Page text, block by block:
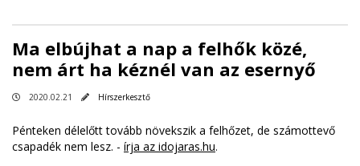
Ma elbújhat a nap a felhők közé,
nem árt ha kéznél van az esernyő
2020.02.21 Hírszerkesztő
Pénteken délelőtt tovább növekszik a felhőzet, de számottevő
csapadék nem lesz. - írja az idojaras.hu.